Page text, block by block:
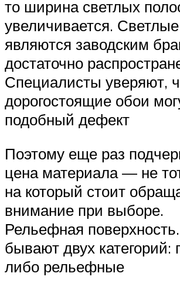
то ширина светлых
увеличивается.
являются заводским
достаточно
Специалисты уверяют,
дорогостоящие обои
подобный дефект
Поэтому еще раз
цена материала — не
на который стоит
внимание при выборе.
Рельефная
бывают двух категорий:
либо рельефные